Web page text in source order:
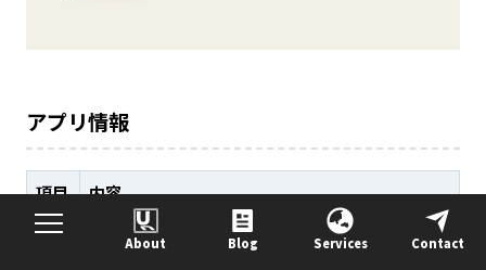
About Blog Services Contact
アプリ情報
項目
内容
アプ
Product markdown field